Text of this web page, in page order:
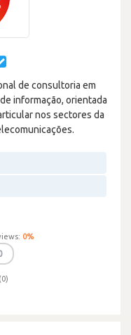
de consultoria em
informação, orientada
nos sectores da
0%
0)